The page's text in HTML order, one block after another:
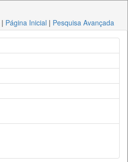
| Página Inicial | Pesquisa Avançada